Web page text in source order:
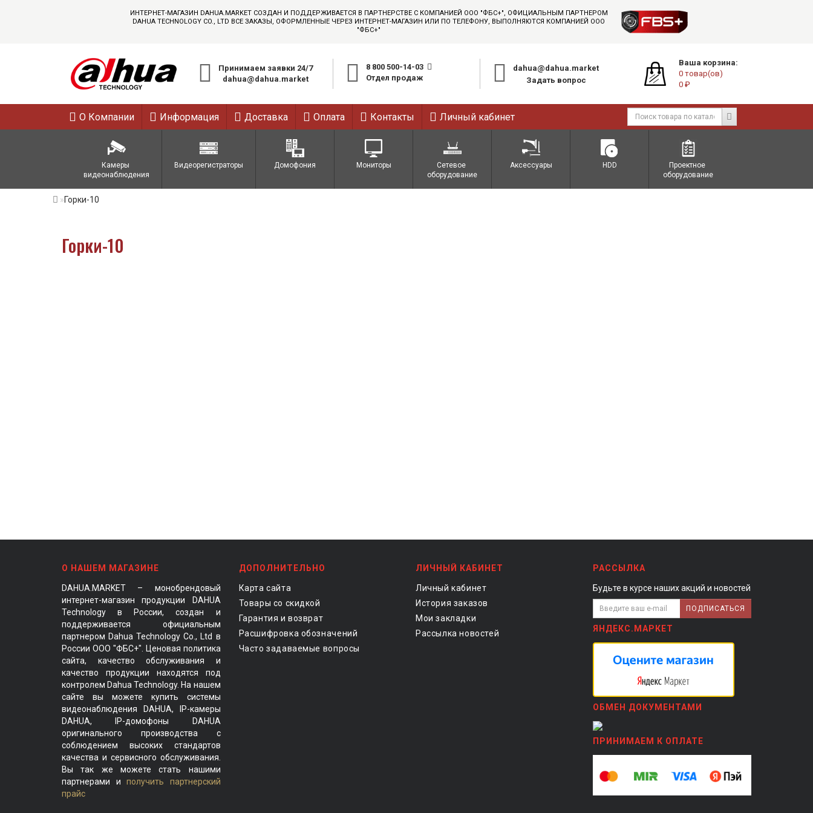
ИНТЕРНЕТ-МАГАЗИН DAHUA.MARKET СОЗДАН И ПОДДЕРЖИВАЕТСЯ В ПАРТНЕРСТВЕ С КОМПАНИЕЙ ООО "ФБС+", ОФИЦИАЛЬНЫМ ПАРТНЕРОМ
DAHUA TECHNOLOGY CO., LTD ВСЕ ЗАКАЗЫ, ОФОРМЛЕННЫЕ ЧЕРЕЗ ИНТЕРНЕТ-МАГАЗИН ИЛИ ПО ТЕЛЕФОНУ, ВЫПОЛНЯЮТСЯ КОМПАНИЕЙ ООО
"ФБС+"
Принимаем заявки 24/7
dahua@dahua.market
8 800 500-14-03
Отдел продаж
dahua@dahua.market
Задать вопрос
Ваша корзина:
0 товар(ов)
0 ₽
О Компании Информация Доставка Оплата Контакты Личный кабинет
Камеры
видеонаблюдения
Видеорегистраторы Домофония Мониторы
Сетевое
оборудование
Аксессуары HDD
Проектное
оборудование
Горки-10
Горки-10
О НАШЕМ МАГАЗИНЕ
DAHUA.MARKET – монобрендовый
интернет-магазин продукции DAHUA
Technology в России, создан и
поддерживается официальным
партнером Dahua Technology Co., Ltd в
России ООО "ФБС+". Ценовая политика
сайта, качество обслуживания и
качество продукции находятся под
контролем Dahua Technology. На нашем
сайте вы можете купить системы
видеонаблюдения DAHUA, IP-камеры
DAHUA, IP-домофоны DAHUA
оригинального производства с
соблюдением высоких стандартов
качества и сервисного обслуживания.
Вы так же можете стать нашими
партнерами и получить партнерский
прайс
ДОПОЛНИТЕЛЬНО
Карта сайта
Товары со скидкой
Гарантия и возврат
Расшифровка обозначений
Часто задаваемые вопросы
ЛИЧНЫЙ КАБИНЕТ
Личный кабинет
История заказов
Мои закладки
Рассылка новостей
РАССЫЛКА
Будьте в курсе наших акций и новостей
ПОДПИСАТЬСЯ
ЯНДЕКС.МАРКЕТ
ОБМЕН ДОКУМЕНТАМИ
ПРИНИМАЕМ К ОПЛАТЕ